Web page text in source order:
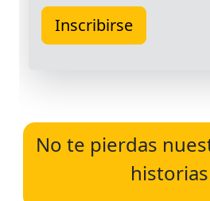
No te pierdas
historias